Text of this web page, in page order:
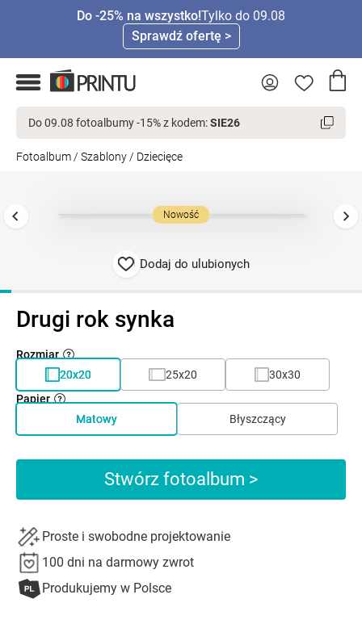
Do -25% na wszystko!Tylko do 09.08
Sprawdź ofertę >
Do 09.08 fotoalbumy -15% z kodem:SIE26
Fotoalbum / Szablony / Dziecięce
Nowość
Dodaj do ulubionych
Drugi rok synka
Rozmiar
20x20
25x20
30x30
Papier
Matowy
Błyszczący
Stwórz fotoalbum >
Proste i swobodne projektowanie
100 dni na darmowy zwrot
Produkujemy w Polsce